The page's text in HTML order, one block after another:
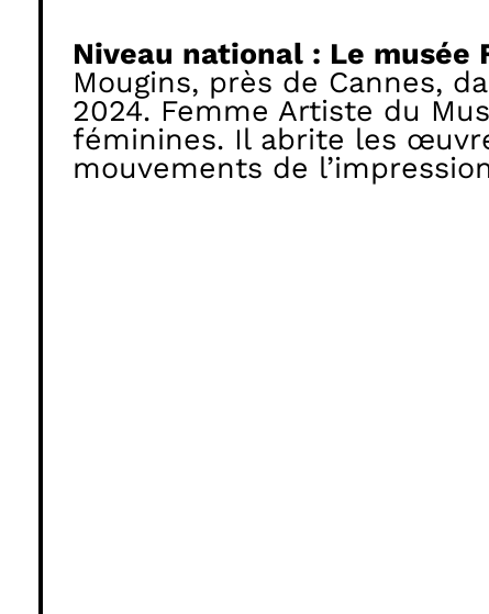
Niveau national : Le musée
Mougins, près de Cannes,
2024. Femme Artiste du
féminines. Il abrite les
mouvements de